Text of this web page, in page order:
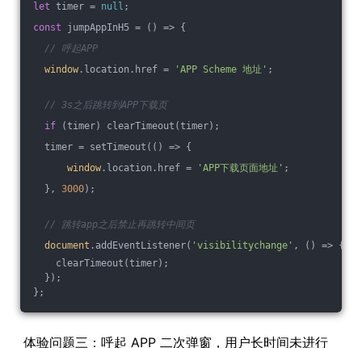
let timer = null ;
const jumpAppInH5 = () => {
// 呼起APP
window .location.href = 'APP Scheme 地址' ;
// 3s之后跳转到APP下载页
if (timer) clearTimeout(timer);
timer = setTimeout( () => {
window .location.href = 'APP下载页面地址' ;
}, 3000);
// 跳转app之后禁止再跳转中间页
document .addEventListener( 'visibilitychange' , () => {
clearTimeout(timer);
});
};
体验问题三：呼起 APP 二次弹窗，用户长时间未进行